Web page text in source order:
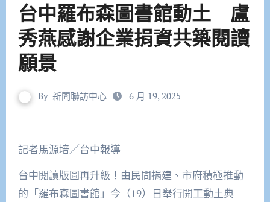
台中羅布森圖書館動土 盧
秀燕感謝企業捐資共築閱讀
願景
By 新聞聯訪中心 6 月 19, 2025
記者馬源培／台中報導
台中閱讀版圖再升級！由民間捐建、市府積極推動
的「羅布森圖書館」今（19）日舉行開工動土典